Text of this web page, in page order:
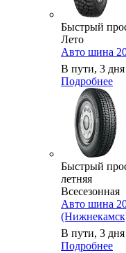
Быстрый
Лето
Авто шина
В пути, 3 дня
Подробнее
Быстрый
летняя
Всесезонная
Авто шина
В пути, 3 дня
Подробнее